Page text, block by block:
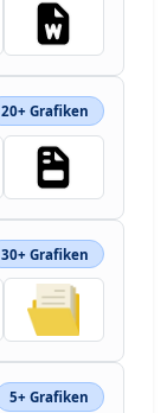
20+ Grafiken
30+ Grafiken
5+ Grafiken